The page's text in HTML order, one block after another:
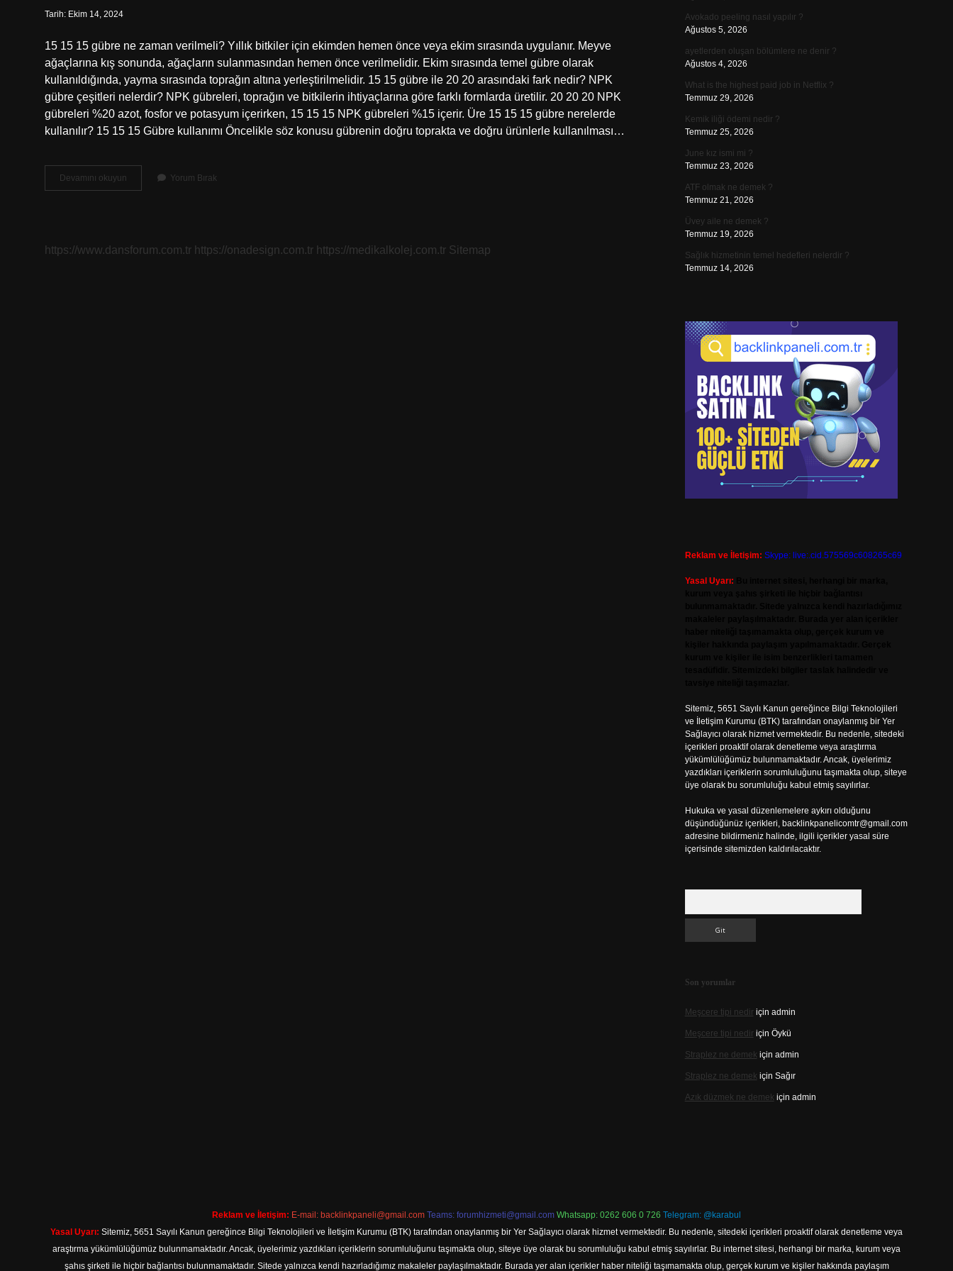
Tarih: Ekim 14, 2024
15 15 15 gübre ne zaman verilmeli? Yıllık bitkiler için ekimden hemen önce veya ekim sırasında uygulanır. Meyve
ağaçlarına kış sonunda, ağaçların sulanmasından hemen önce verilmelidir. Ekim sırasında temel gübre olarak
kullanıldığında, yayma sırasında toprağın altına yerleştirilmelidir. 15 15 gübre ile 20 20 arasındaki fark nedir? NPK
gübre çeşitleri nelerdir? NPK gübreleri, toprağın ve bitkilerin ihtiyaçlarına göre farklı formlarda üretilir. 20 20 20 NPK
gübreleri %20 azot, fosfor ve potasyum içerirken, 15 15 15 NPK gübreleri %15 içerir. Üre 15 15 15 gübre nerelerde
kullanılır? 15 15 15 Gübre kullanımı Öncelikle söz konusu gübrenin doğru toprakta ve doğru ürünlerle kullanılması…
Devamını okuyun
15
Işe
Yorum Bırak
https://www.dansforum.com.tr https://onadesign.com.tr https://medikalkolej.com.tr Sitemap
Avokado peeling nasıl yapılır ?
Ağustos 5, 2026
ayetlerden oluşan bölümlere ne denir ?
Ağustos 4, 2026
What is the highest paid job in Netflix ?
Temmuz 29, 2026
Kemik iliği ödemi nedir ?
Temmuz 25, 2026
June kız ismi mi ?
Temmuz 23, 2026
ATF olmak ne demek ?
Temmuz 21, 2026
Üvey aile ne demek ?
Temmuz 19, 2026
Sağlık hizmetinin temel hedefleri nelerdir ?
Temmuz 14, 2026
Reklam ve İletişim: Skype: live:.cid.575569c608265c69
Yasal Uyarı:
Sitemiz, 5651 Sayılı Kanun gereğince Bilgi Teknolojileri
ve İletişim Kurumu (BTK) tarafından onaylanmış bir Yer
Sağlayıcı olarak hizmet vermektedir. Bu nedenle, sitedeki
içerikleri proaktif olarak denetleme veya araştırma
yükümlülüğümüz bulunmamaktadır. Ancak, üyelerimiz
yazdıkları içeriklerin sorumluluğunu taşımakta olup, siteye
üye olarak bu sorumluluğu kabul etmiş sayılırlar.
Hukuka ve yasal düzenlemelere aykırı olduğunu
düşündüğünüz içerikleri, backlinkpanelicomtr@gmail.com
adresine bildirmeniz halinde, ilgili içerikler yasal süre
içerisinde sitemizden kaldırılacaktır.
Son yorumlar
Meşcere tipi nediriçin admin
Meşcere tipi nediriçin Öykü
Straplez ne demek için admin
Straplez ne demek için Sağır
Azık düzmek ne demek için admin
Reklam ve İletişim: E-mail: backlinkpaneli@gmail.com Teams: forumhizmeti@gmail.com Whatsapp: 0262 606 0 726 Telegram: @karabul
Yasal Uyarı: Sitemiz, 5651 Sayılı Kanun gereğince Bilgi Teknolojileri ve İletişim Kurumu (BTK) tarafından onaylanmış bir Yer Sağlayıcı olarak hizmet vermektedir. Bu nedenle, sitedeki içerikleri proaktif olarak denetleme veya
araştırma yükümlülüğümüz bulunmamaktadır. Ancak, üyelerimiz yazdıkları içeriklerin sorumluluğunu taşımakta olup, siteye üye olarak bu sorumluluğu kabul etmiş sayılırlar. Bu internet sitesi, herhangi bir marka, kurum veya
şahıs şirketi ile hiçbir bağlantısı bulunmamaktadır. Sitede yalnızca kendi hazırladığımız makaleler paylaşılmaktadır. Burada yer alan içerikler haber niteliği taşımamakta olup, gerçek kurum ve kişiler hakkında paylaşım